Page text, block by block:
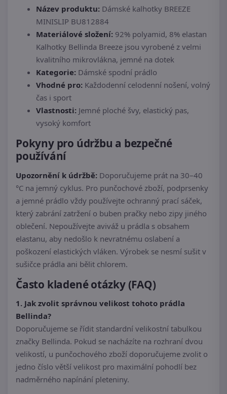
Název produktu: Dámské kalhotky BREEZE
MINISLIP BU812884
Materiálové složení: 92% polyamid, 8% elastan
Kalhotky Bellinda Breeze jsou vyrobené z velmi
kvalitního mikrovlákna, jemné na dotek
Kategorie: Dámské spodní prádlo
Vhodné pro: Každodenní celodenní nošení, volný
čas i sport
Vlastnosti: Jemné ploché švy, elastický pas,
vysoký komfort
Pokyny pro údržbu a bezpečné
používání
Upozornění k údržbě: Doporučujeme prát na 30–40
°C na jemný cyklus. Pro punčochové zboží, podprsenky
a jemné prádlo vždy používejte ochranný prací sáček,
který zabrání zatržení o buben pračky nebo zipy jiného
oblečení. Nepoužívejte aviváž u prádla s obsahem
elastanu, aby nedošlo k nevratnému oslabení a
poškození elastických vláken. Výrobek se nesmí sušit v
sušičce prádla ani bělit chlorem.
Často kladené otázky (FAQ)
1. Jak zvolit správnou velikost tohoto prádla
Bellinda?
Doporučujeme se řídit standardní velikostní tabulkou
značky Bellinda. Pokud se nacházíte na rozhraní dvou
velikostí, u punčochového zboží doporučujeme zvolit o
jedno číslo větší velikost pro maximální pohodlí bez
nadměrného napínání pleteniny.